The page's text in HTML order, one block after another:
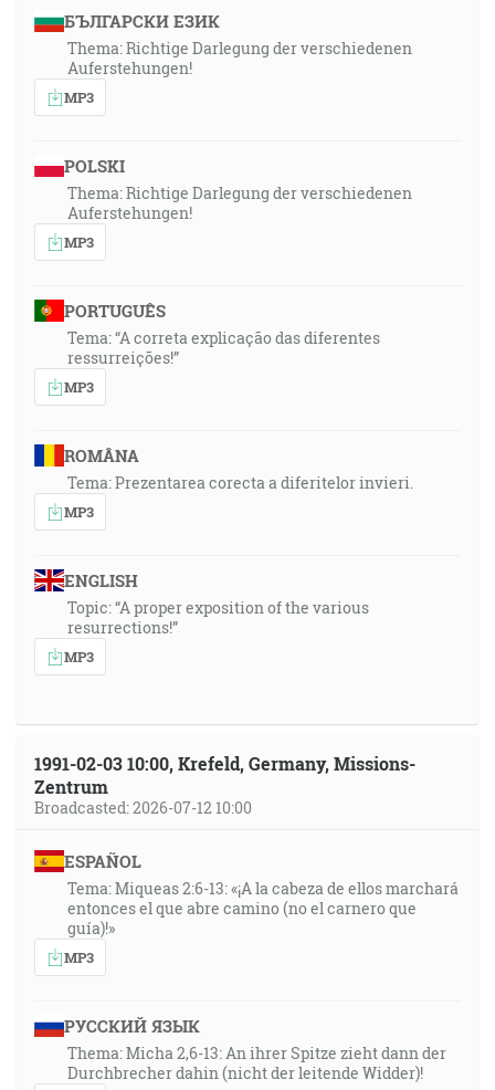
БЪЛГАРСКИ ЕЗИК
Thema: Richtige Darlegung der verschiedenen
Auferstehungen!
MP3
POLSKI
Thema: Richtige Darlegung der verschiedenen
Auferstehungen!
MP3
PORTUGUÊS
Tema: “A correta explicação das diferentes
ressurreições!”
MP3
ROMÂNA
Tema: Prezentarea corecta a diferitelor invieri.
MP3
ENGLISH
Topic: “A proper exposition of the various
resurrections!”
MP3
1991-02-03 10:00, Krefeld, Germany, Missions-
Zentrum
Broadcasted: 2026-07-12 10:00
ESPAÑOL
Tema: Miqueas 2:6-13: «¡A la cabeza de ellos marchará
entonces el que abre camino (no el carnero que
guía)!»
MP3
РУССКИЙ ЯЗЫК
Thema: Micha 2,6-13: An ihrer Spitze zieht dann der
Durchbrecher dahin (nicht der leitende Widder)!